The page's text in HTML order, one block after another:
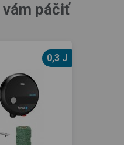
páčiť
0,3 J